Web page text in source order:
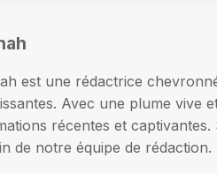
est une rédactrice
Avec une plume vive
récentes et
de notre équipe de rédaction.